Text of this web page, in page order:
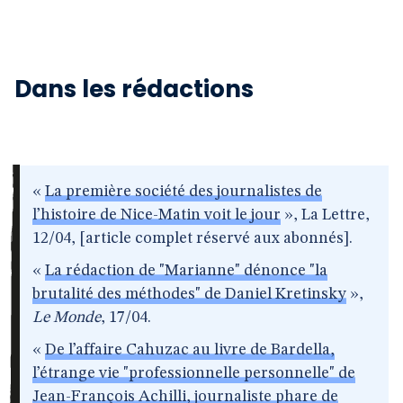
Dans les rédactions
« La première société des journalistes de
l’histoire de Nice-Matin voit le jour », La Lettre,
12/04, [article complet réservé aux abonnés].
« La rédaction de "Marianne" dénonce "la
brutalité des méthodes" de Daniel Kretinsky »,
Le Monde, 17/04.
« De l’affaire Cahuzac au livre de Bardella,
l’étrange vie "professionnelle personnelle" de
Jean-François Achilli, journaliste phare de